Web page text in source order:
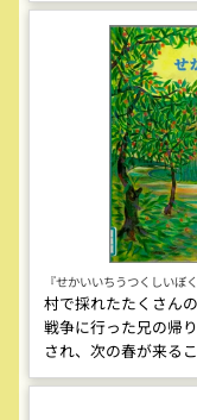
『せかいいちうつくしい
村で採れたたくさん
戦争に行った兄の帰
され、次の春が来る